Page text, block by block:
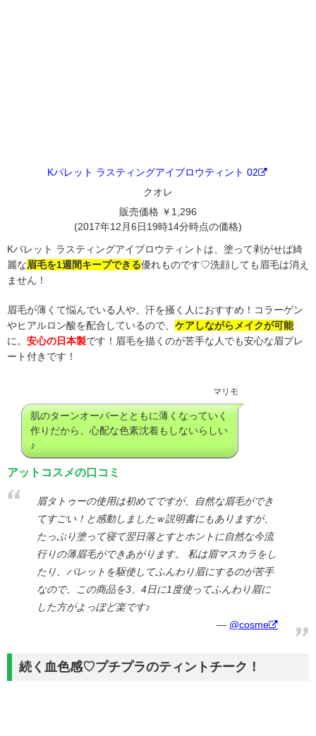
Kパレット ラスティングアイブロウティント 02
クオレ
販売価格 ￥1,296
(2017年12月6日19時14分時点の価格)
Kパレット ラスティングアイブロウティントは、塗って剥がせば綺
麗な眉毛を1週間キープできる優れものです♡洗顔しても眉毛は消え
ません！
眉毛が薄くて悩んでいる人や、汗を掻く人におすすめ！コラーゲン
やヒアルロン酸を配合しているので、 ケアしながらメイクが可能
に。 安心の日本製です！眉毛を描くのが苦手な人でも安心な眉プレ
ート付きです！
マリモ
肌のターンオーバーとともに薄くなっていく
作りだから、心配な色素沈着もしないらしい
♪
アットコスメの口コミ
眉タトゥーの使用は初めてですが、自然な眉毛ができ
てすごい！と感動しましたｗ説明書にもありますが、
たっぷり塗って寝て翌日落とすとホントに自然な今流
行りの薄眉毛ができあがります。 私は眉マスカラをし
たり、パレットを駆使してふんわり眉にするのが苦手
なので、この商品を3、4日に1度使ってふんわり眉に
した方がよっぽど楽です♪
@cosme
続く血色感♡プチプラのティントチーク！